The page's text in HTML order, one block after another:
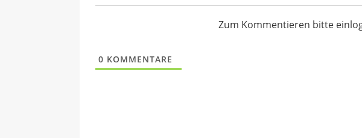
Zum Kommentieren bitte
0 KOMMENTARE